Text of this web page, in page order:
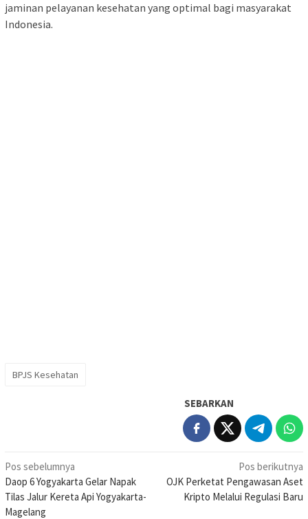
jaminan pelayanan kesehatan yang optimal bagi masyarakat
Indonesia.
BPJS Kesehatan
SEBARKAN
Navigasi
pos
Pos sebelumnya
Daop 6 Yogyakarta Gelar Napak
Tilas Jalur Kereta Api Yogyakarta-
Magelang
Pos berikutnya
OJK Perketat Pengawasan Aset
Kripto Melalui Regulasi Baru